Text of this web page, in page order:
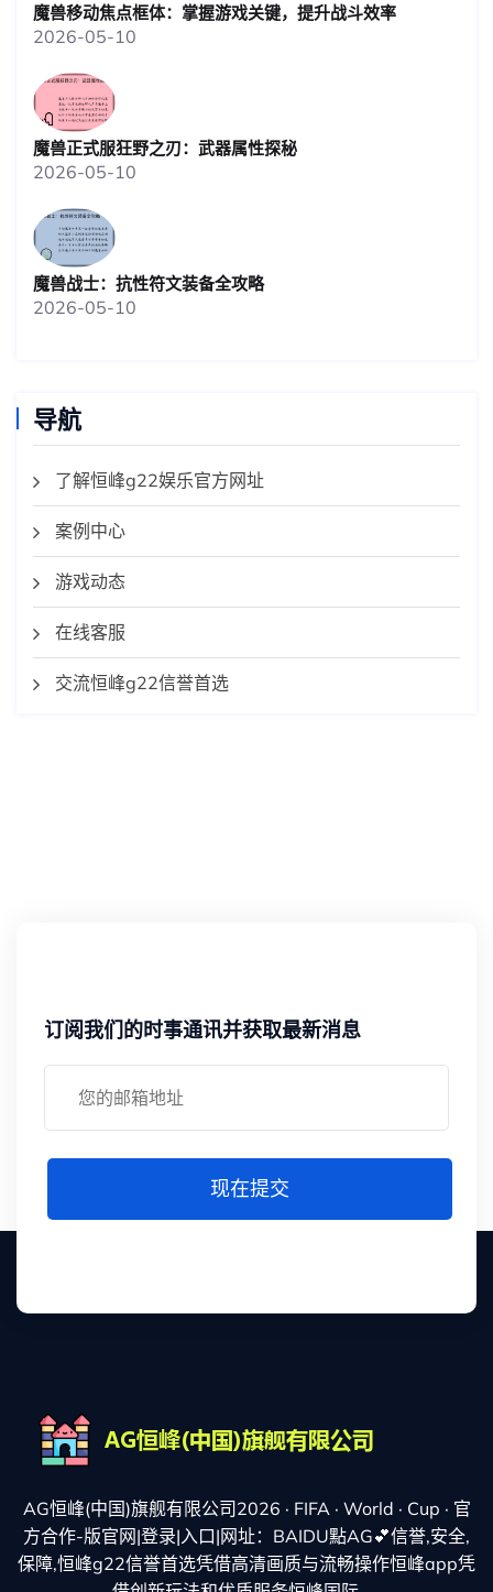
魔兽移动焦点框体：掌握游戏关键，提升战斗效率
2026-05-10
魔兽正式服狂野之刃：武器属性探秘
2026-05-10
魔兽战士：抗性符文装备全攻略
2026-05-10
导航
了解恒峰g22娱乐官方网址
案例中心
游戏动态
在线客服
交流恒峰g22信誉首选
订阅我们的时事通讯并获取最新消息
现在提交
AG恒峰(中国)旗舰有限公司2026 · FIFA · World · Cup · 官
方合作-版官网|登录|入口|网址：BAIDU點AG💕信誉,安全,
保障,恒峰g22信誉首选凭借高清画质与流畅操作恒峰app凭